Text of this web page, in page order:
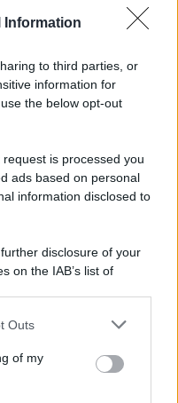
Information
to third parties, or
information for
the below opt-out
is processed you
ads based on personal
information disclosed to
disclosure of your
on the IAB’s list of
by us to third parties
one or more Google
Outs
of my